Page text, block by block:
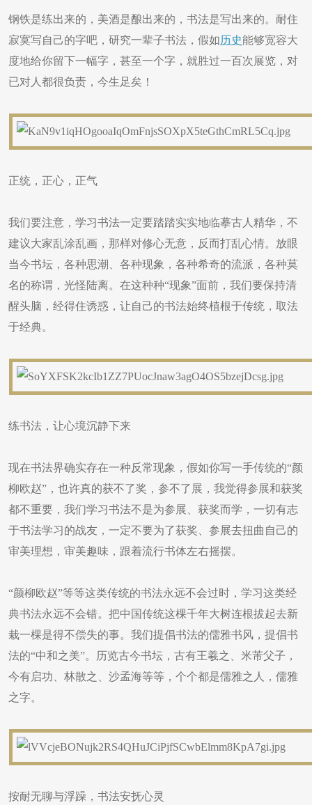
钢铁是练出来的，美酒是酿出来的，书法是写出来的。耐住
寂寞写自己的字吧，研究一辈子书法，假如历史能够宽容大
度地给你留下一幅字，甚至一个字，就胜过一百次展览，对
已对人都很负责，今生足矣！
正统，正心，正气
我们要注意，学习书法一定要踏踏实实地临摹古人精华，不
建议大家乱涂乱画，那样对修心无意，反而打乱心情。放眼
当今书坛，各种思潮、各种现象，各种希奇的流派，各种莫
名的称谓，光怪陆离。在这种种“现象”面前，我们要保持清
醒头脑，经得住诱惑，让自己的书法始终植根于传统，取法
于经典。
练书法，让心境沉静下来
现在书法界确实存在一种反常现象，假如你写一手传统的“颜
柳欧赵”，也许真的获不了奖，参不了展，我觉得参展和获奖
都不重要，我们学习书法不是为参展、获奖而学，一切有志
于书法学习的战友，一定不要为了获奖、参展去扭曲自己的
审美理想，审美趣味，跟着流行书体左右摇摆。
“颜柳欧赵”等等这类传统的书法永远不会过时，学习这类经
典书法永远不会错。把中国传统这棵千年大树连根拔起去新
栽一棵是得不偿失的事。我们提倡书法的儒雅书风，提倡书
法的“中和之美”。历览古今书坛，古有王羲之、米芾父子，
今有启功、林散之、沙孟海等等，个个都是儒雅之人，儒雅
之字。
按耐无聊与浮躁，书法安抚心灵